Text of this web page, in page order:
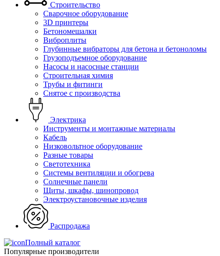
Строительство
Сварочное оборудование
3D принтеры
Бетономешалки
Виброплиты
Глубинные вибраторы для бетона и бетоноломы
Грузоподъемное оборудование
Насосы и насосные станции
Строительная химия
Трубы и фитинги
Снятое с производства
Электрика
Инструменты и монтажные материалы
Кабель
Низковольтное оборудование
Разные товары
Светотехника
Системы вентиляции и обогрева
Солнечные панели
Щиты, шкафы, шинопровод
Электроустановочные изделия
Распродажа
Полный каталог
Популярные производители